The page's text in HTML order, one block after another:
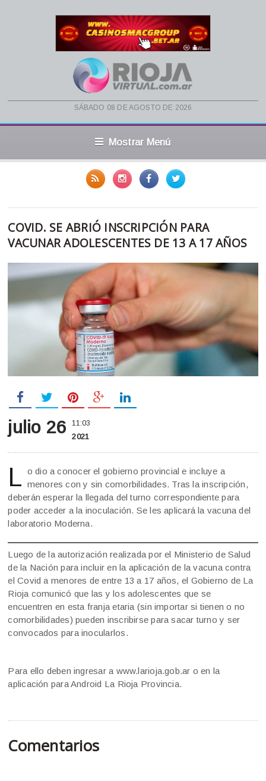
sábado 08 de agosto de 2026
Mostrar Menú
COVID. SE ABRIÓ INSCRIPCIÓN PARA
VACUNAR ADOLESCENTES DE 13 A 17 AÑOS
julio 26 11:03
2021
L o dio a conocer el gobierno provincial e incluye a
menores con y sin comorbilidades. Tras la inscripción,
deberán esperar la llegada del turno correspondiente para
poder acceder a la inoculación. Se les aplicará la vacuna del
laboratorio Moderna.
Luego de la autorización realizada por el Ministerio de Salud
de la Nación para incluir en la aplicación de la vacuna contra
el Covid a menores de entre 13 a 17 años, el Gobierno de La
Rioja comunicó que las y los adolescentes que se
encuentren en esta franja etaria (sin importar si tienen o no
comorbilidades) pueden inscribirse para sacar turno y ser
convocados para inocularlos.
Para ello deben ingresar a www.larioja.gob.ar o en la
aplicación para Android La Rioja Provincia.
Comentarios